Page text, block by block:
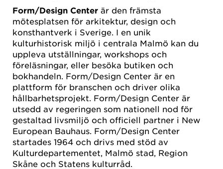
Form/Design Center är den främsta
mötesplatsen för arkitektur, design och
konsthantverk i Sverige. I en unik
kulturhistorisk miljö i centrala Malmö kan du
uppleva utställningar, workshops och
föreläsningar, eller besöka butiken och
bokhandeln. Form/Design Center är en
plattform för branschen och driver olika
hållbarhetsprojekt. Form/Design Center är
utsedd av regeringen som nationell nod för
gestaltad livsmiljö och officiell partner i New
European Bauhaus. Form/Design Center
startades 1964 och drivs med stöd av
Kulturdepartementet, Malmö stad, Region
Skåne och Statens kulturråd.